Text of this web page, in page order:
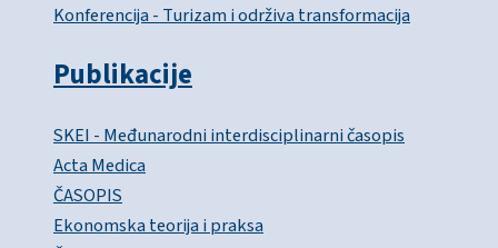
Konferencija - Turizam i održiva transformacija
Publikacije
SKEI - Međunarodni interdisciplinarni časopis
Acta Medica
ČASOPIS
Ekonomska teorija i praksa